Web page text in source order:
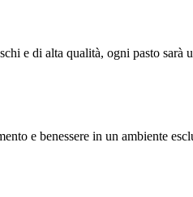
e di alta qualità, ogni pasto sarà
e benessere in un ambiente